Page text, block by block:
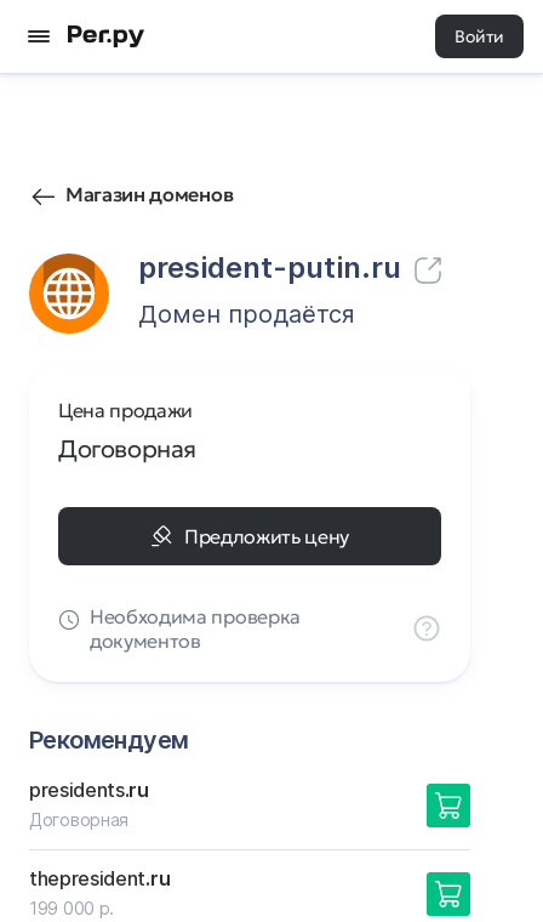
Войти
Магазин доменов
president-putin.ru
253 0
Домен продаётся
Цена продажи
Договорная
Предложить цену
Необходима проверка
документов
Рекомендуем
presidents.ru
Договорная
thepresident.ru
199 000 р.